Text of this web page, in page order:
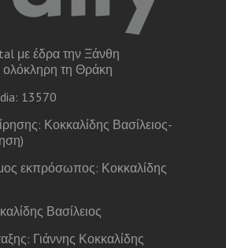
με έδρα την Ξάνθη
ολόκληρη τη Θράκη
13570
Κοκκαλίδης Βασίλειος-
εκπρόσωπος: Κοκκαλίδης
Βασίλειος
Γιάννης Κοκκαλίδης